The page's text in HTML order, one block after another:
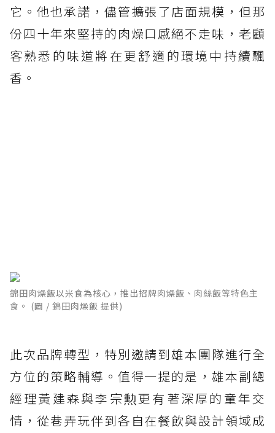
它。他也承諾，儘管擴張了店面規模，但那
份四十年來堅持的肉燥口感絕不走味，老顧
客熟悉的味道將在更舒適的環境中持續飄
香。
錦田肉燥飯以米食為核心，推出招牌肉燥飯、肉絲飯等特色主
食。 (圖 / 錦田肉燥飯 提供)
此次品牌轉型，特別邀請到雄本團隊進行全
方位的策略輔導。值得一提的是，雄本副總
經理黃建森與李宗勲更有著深厚的童年交
情，從巷弄玩伴到各自在餐飲與設計領域成